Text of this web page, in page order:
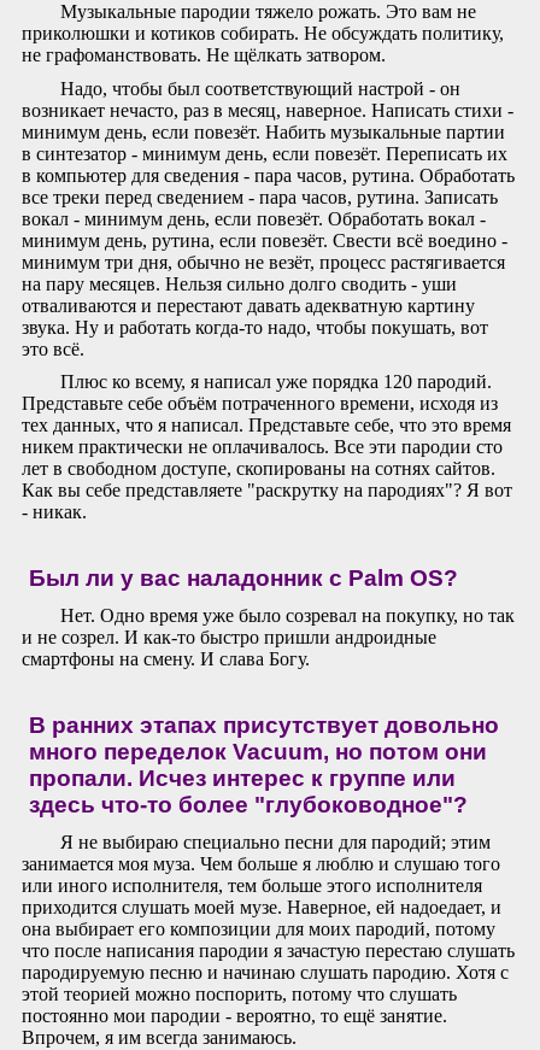
Музыкальные пародии тяжело рожать. Это вам не
приколюшки и котиков собирать. Не обсуждать политику,
не графоманствовать. Не щёлкать затвором.
Надо, чтобы был соответствующий настрой - он
возникает нечасто, раз в месяц, наверное. Написать стихи -
минимум день, если повезёт. Набить музыкальные партии
в синтезатор - минимум день, если повезёт. Переписать их
в компьютер для сведения - пара часов, рутина. Обработать
все треки перед сведением - пара часов, рутина. Записать
вокал - минимум день, если повезёт. Обработать вокал -
минимум день, рутина, если повезёт. Свести всё воедино -
минимум три дня, обычно не везёт, процесс растягивается
на пару месяцев. Нельзя сильно долго сводить - уши
отваливаются и перестают давать адекватную картину
звука. Ну и работать когда-то надо, чтобы покушать, вот
это всё.
Плюс ко всему, я написал уже порядка 120 пародий.
Представьте себе объём потраченного времени, исходя из
тех данных, что я написал. Представьте себе, что это время
никем практически не оплачивалось. Все эти пародии сто
лет в свободном доступе, скопированы на сотнях сайтов.
Как вы себе представляете "раскрутку на пародиях"? Я вот
- никак.
Был ли у вас наладонник с Palm OS?
Нет. Одно время уже было созревал на покупку, но так
и не созрел. И как-то быстро пришли андроидные
смартфоны на смену. И слава Богу.
В ранних этапах присутствует довольно
много переделок Vacuum, но потом они
пропали. Исчез интерес к группе или
здесь что-то более "глубоководное"?
Я не выбираю специально песни для пародий; этим
занимается моя муза. Чем больше я люблю и слушаю того
или иного исполнителя, тем больше этого исполнителя
приходится слушать моей музе. Наверное, ей надоедает, и
она выбирает его композиции для моих пародий, потому
что после написания пародии я зачастую перестаю слушать
пародируемую песню и начинаю слушать пародию. Хотя с
этой теорией можно поспорить, потому что слушать
постоянно мои пародии - вероятно, то ещё занятие.
Впрочем, я им всегда занимаюсь.